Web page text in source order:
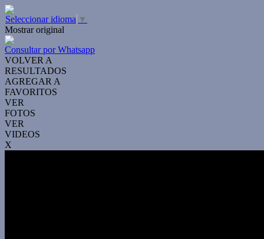
Seleccionar idioma ▼
Mostrar original
Consultar por Whatsapp
VOLVER A
RESULTADOS
AGREGAR A
FAVORITOS
VER
FOTOS
VER
VIDEOS
X